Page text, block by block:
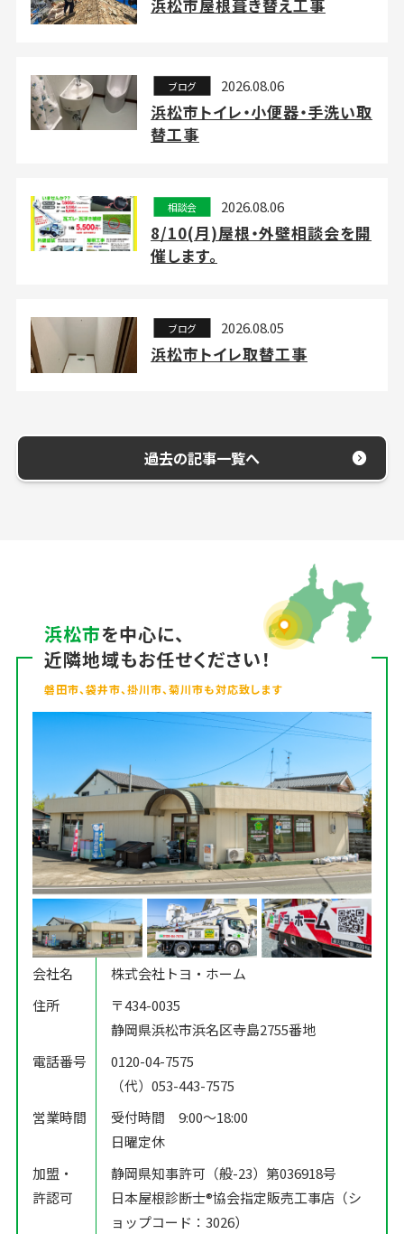
浜松市屋根葺き替え工事
ブログ 2026.08.06
浜松市トイレ・小便器・手洗い取
替工事
相談会 2026.08.06
8/10(月)屋根・外壁相談会を開
催します。
ブログ 2026.08.05
浜松市トイレ取替工事
過去の記事一覧へ
浜松市を中心に、
近隣地域もお任せください！
磐田市、袋井市、掛川市、菊川市も対応致します
会社名
株式会社トヨ・ホーム
住所
〒434-0035
静岡県浜松市浜名区寺島2755番地
電話番号
0120-04-7575
（代）053-443-7575
営業時間
受付時間 9:00〜18:00
日曜定休
加盟・
許認可
静岡県知事許可（般-23）第036918号
日本屋根診断士®️協会指定販売工事店（シ
ョップコード：3026）